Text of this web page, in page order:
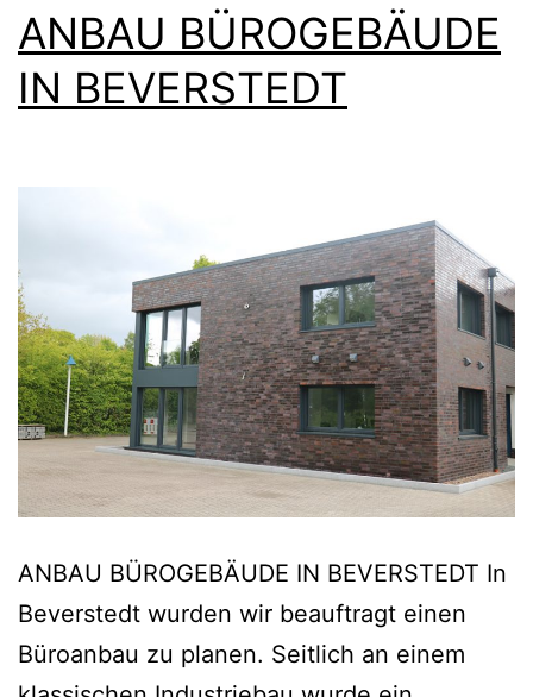
IN
ANBAU BÜROGEBÄUDE
IN BEVERSTEDT
ANBAU BÜROGEBÄUDE IN BEVERSTEDT In
Beverstedt wurden wir beauftragt einen
Büroanbau zu planen. Seitlich an einem